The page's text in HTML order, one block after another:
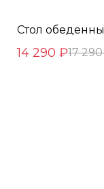
Стол
14 290 ₽17